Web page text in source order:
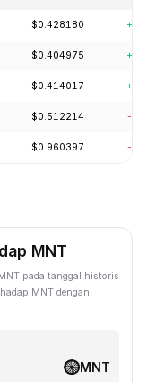
$0.428180
$0.404975
$0.414017
$0.512214 -
$0.960397 -
MNT
pada tanggal historis
MNT dengan
MNT